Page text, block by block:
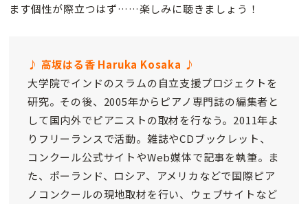
ます個性が際立つはず……楽しみに聴きましょう！
♪ 高坂はる香 Haruka Kosaka ♪
大学院でインドのスラムの自立支援プロジェクトを
研究。その後、2005年からピアノ専門誌の編集者と
して国内外でピアニストの取材を行なう。2011年よ
りフリーランスで活動。雑誌やCDブックレット、
コンクール公式サイトやWeb媒体で記事を執筆。ま
た、ポーランド、ロシア、アメリカなどで国際ピア
ノコンクールの現地取材を行い、ウェブサイトなど